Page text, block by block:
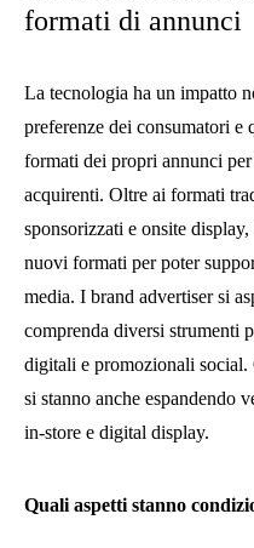
formati di annunci
La tecnologia ha un impatto
preferenze dei consumatori e
formati dei propri annunci
acquirenti. Oltre ai formati
sponsorizzati e onsite display,
nuovi formati per poter
media. I brand advertiser si
comprenda diversi strumenti
digitali e promozionali
si stanno anche espandendo
in-store e digital display.
Quali aspetti stanno